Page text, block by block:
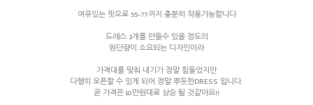
여유있는 핏으로 55-77까지 충분히 착용가능합니다
드레스 2개를 만들수 있을 정도의
원단량이 소요되는 디자인이라
가격대를 맞춰 내기가 정말 힘들었지만
다행히 오픈할 수 있게 되어 정말 뿌듯한DRESS 입니다.
곧 가격은 10만원대로 상승 될 것같아요!!